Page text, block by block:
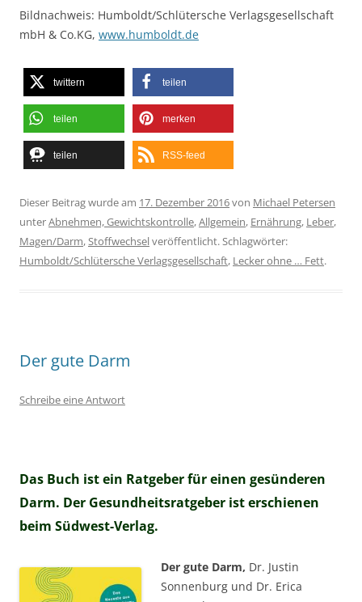
Bildnachweis: Humboldt/Schlütersche Verlagsgesellschaft
mbH & Co.KG, www.humboldt.de
twittern teilen
teilen merken
teilen RSS-feed
Dieser Beitrag wurde am 17. Dezember 2016von Michael Petersen
unterAbnehmen, Gewichtskontrolle,Allgemein, Ernährung, Leber,
Magen/Darm,Stoffwechselveröffentlicht. Schlagwörter:
Humboldt/Schlütersche Verlagsgesellschaft, Lecker ohne … Fett.
Der gute Darm
Schreibe eine Antwort
Das Buch ist ein Ratgeber für einen gesünderen
Darm. Der Gesundheitsratgeber ist erschienen
beim Südwest-Verlag.
Der gute Darm, Dr. Justin
Sonnenburg und Dr. Erica